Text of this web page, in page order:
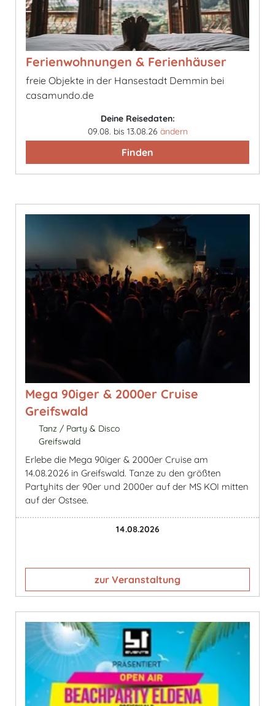
Ferienwohnungen & Ferienhäuser
freie Objekte in der Hansestadt Demmin bei
casamundo.de
Deine Reisedaten:
09.08. bis 13.08.26 ändern
Finden
Mega 90iger & 2000er Cruise
Greifswald
Tanz / Party & Disco
Greifswald
Erlebe die Mega 90iger & 2000er Cruise am
14.08.2026 in Greifswald. Tanze zu den größten
Partyhits der 90er und 2000er auf der MS KOI mitten
auf der Ostsee.
14.08.2026
zur Veranstaltung